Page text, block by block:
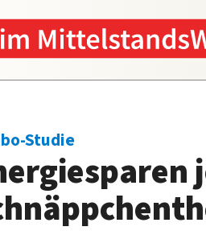
Studie